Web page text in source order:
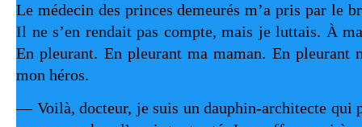
Le médecin des princes demeurés m’a pris par le
Il ne s’en rendait pas compte, mais je luttais. À
En pleurant. En pleurant ma maman. En pleurant
mon héros.
— Voilà, docteur, je suis un dauphin-architecte qui